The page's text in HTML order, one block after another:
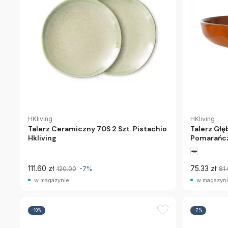
HKliving
Talerz Ceramiczny 70S 2 Szt. Pistachio
Hkliving
111.60 zł 120.00 -7%
w magazynie
HKliving
Talerz
75.33 zł
w
-10% -7%